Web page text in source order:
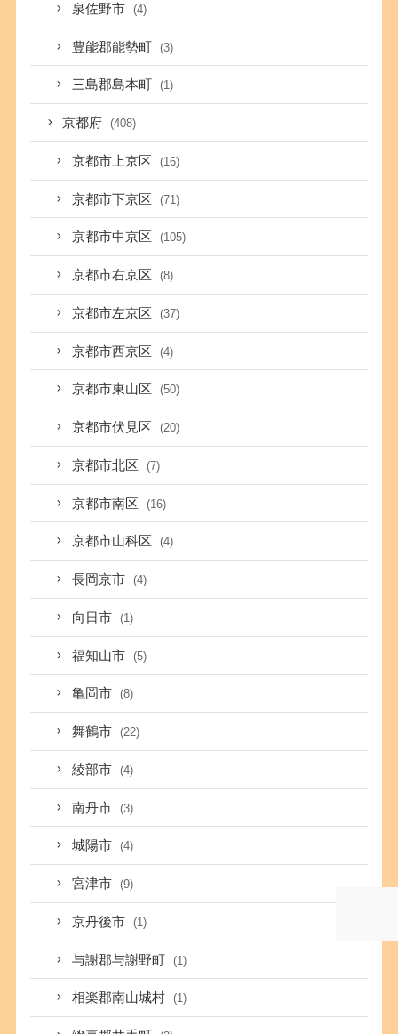
泉佐野市 (4)
豊能郡能勢町 (3)
三島郡島本町 (1)
京都府 (408)
京都市上京区 (16)
京都市下京区 (71)
京都市中京区 (105)
京都市右京区 (8)
京都市左京区 (37)
京都市西京区 (4)
京都市東山区 (50)
京都市伏見区 (20)
京都市北区 (7)
京都市南区 (16)
京都市山科区 (4)
長岡京市 (4)
向日市 (1)
福知山市 (5)
亀岡市 (8)
舞鶴市 (22)
綾部市 (4)
南丹市 (3)
城陽市 (4)
宮津市 (9)
京丹後市 (1)
与謝郡与謝野町 (1)
相楽郡南山城村 (1)